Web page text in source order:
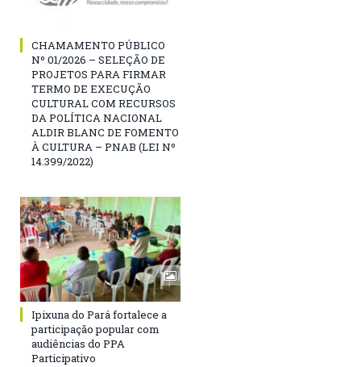
CHAMAMENTO PÚBLICO
Nº 01/2026 – SELEÇÃO DE
PROJETOS PARA FIRMAR
TERMO DE EXECUÇÃO
CULTURAL COM RECURSOS
DA POLÍTICA NACIONAL
ALDIR BLANC DE FOMENTO
À CULTURA – PNAB (LEI Nº
14.399/2022)
Ipixuna do Pará fortalece a
participação popular com
audiências do PPA
Participativo